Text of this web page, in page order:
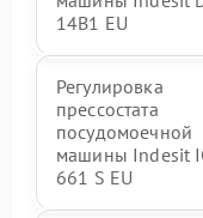
14B1 EU
Регулировка
прессостата
посудомоечной
машины Indesit
661 S EU